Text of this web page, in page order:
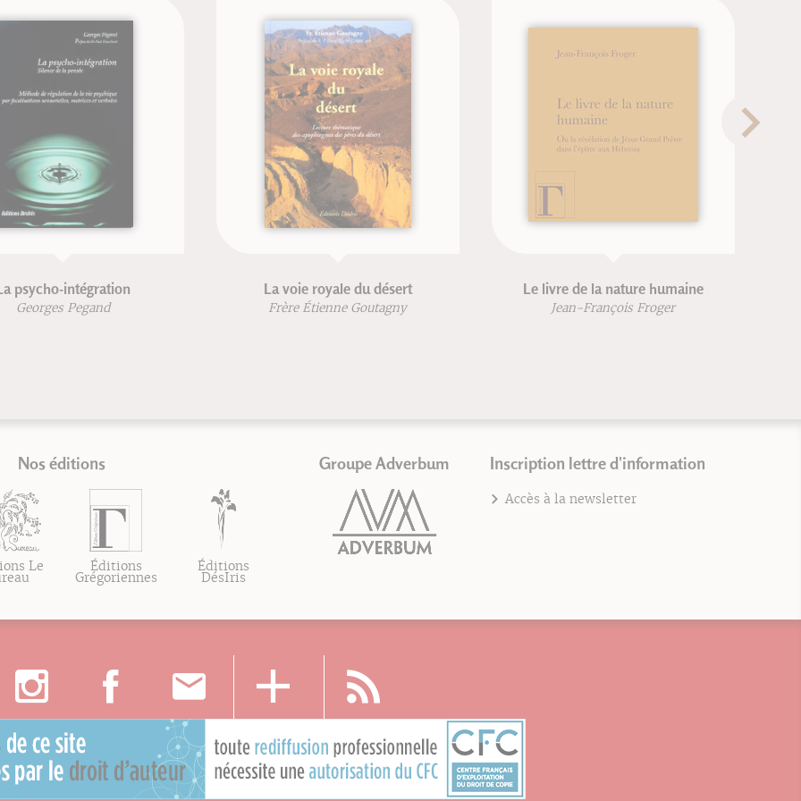
La voie royale du désert
Frère Étienne Goutagny
Le livre de la nature humaine
Jean-François Froger
Du combat spirituel à la
déification
Nos éditions
Le Éditions
Grégoriennes
Éditions
DésIris
Groupe Adverbum Inscription lettre d'information
Accès à la newsletter